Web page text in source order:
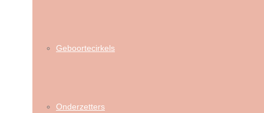
Geboortecirkels
Onderzetters